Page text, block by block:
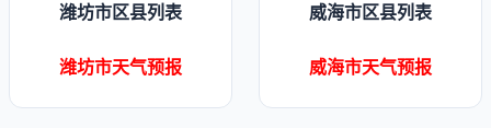
潍坊市区县列表
潍坊市天气预报
威海市区县列表
威海市天气预报